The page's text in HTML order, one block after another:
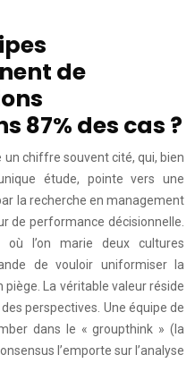
de
87% des cas ?
un chiffre souvent cité, qui, bien
étude, pointe vers une
la recherche en management
de performance décisionnelle.
où l’on marie deux cultures
de vouloir uniformiser la
piège. La véritable valeur réside
perspectives. Une équipe de
dans le « groupthink » (la
l’emporte sur l’analyse